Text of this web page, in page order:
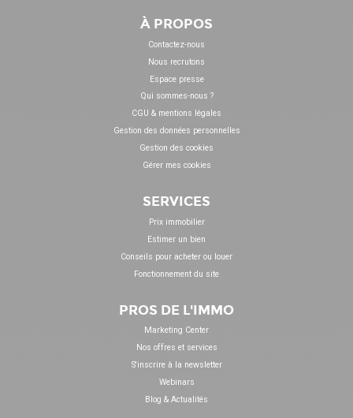
À PROPOS
Contactez-nous
Nous recrutons
Espace presse
Qui sommes-nous ?
CGU & mentions légales
Gestion des données personnelles
Gestion des cookies
Gérer mes cookies
SERVICES
Prix immobilier
Estimer un bien
Conseils pour acheter ou louer
Fonctionnement du site
PROS DE L'IMMO
Marketing Center
Nos offres et services
S'inscrire à la newsletter
Webinars
Blog & Actualités